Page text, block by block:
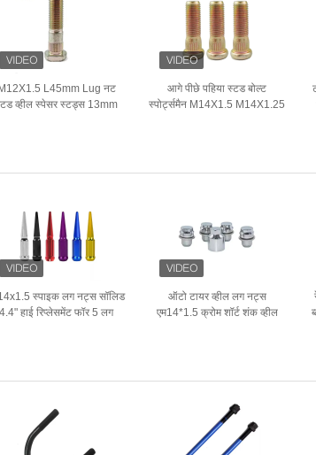
M12X1.5 L45mm Lug नट
व्हील स्पेसर स्टड्स 13mm
आगे पीछे पहिया स्टड बोल्ट
स्पोर्ट्समैन M14X1.5 M14X1.25
स्पाइक लग नट्स सॉलिड
4.4" हाई रिप्लेसमेंट फॉर 5 लग
ऑटो टायर व्हील लग नट्स
एम14*1.5 क्रोम शॉर्ट शंक व्हील